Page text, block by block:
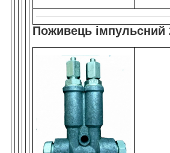
Поживець імпульсний